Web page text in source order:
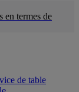
en termes de
de table